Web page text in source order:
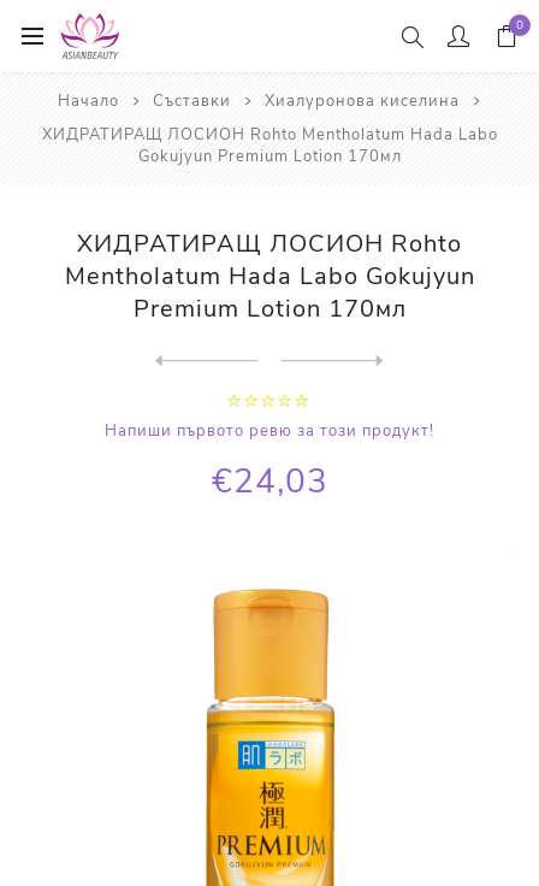
0
Начало Съставки
Хиалуронова киселина
ХИДРАТИРАЩ ЛОСИОН Rohto Mentholatum Hada Labo
Gokujyun Premium Lotion 170мл
ХИДРАТИРАЩ ЛОСИОН Rohto
Mentholatum Hada Labo Gokujyun
Premium Lotion 170мл
Напиши първото ревю за този продукт!
€24,03